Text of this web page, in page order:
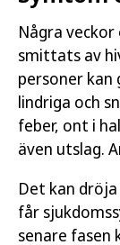
Några
smittats av
personer
lindriga och
feber, ont i
även utslag.
Det kan
får
senare fasen